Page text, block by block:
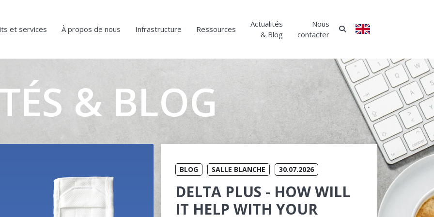
ANGLAIS
et services À propos de nous Infrastructure Ressources
Actualités
& Blog
Nous
contacter
& BLOG
BLOG SALLE BLANCHE 30.07.2026
DELTA PLUS - HOW WILL
IT HELP WITH YOUR